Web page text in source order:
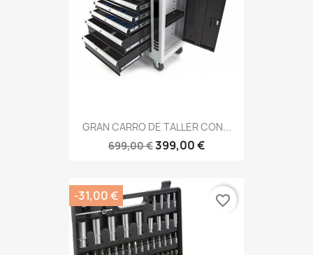
GRAN CARRO DE TALLER CON...
699,00 €399,00 €
-31,00 € favorite_border